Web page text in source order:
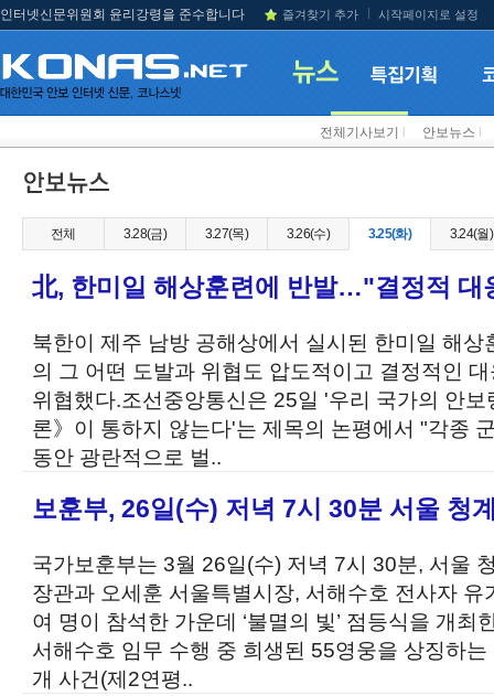
인터넷신문위원회 윤리강령을 준수합니다 즐겨찾기 추가 시작페이지로 설정
전체기사보기 안보뉴스
전체 3.28(금) 3.27(목) 3.26(수) 3.25(화) 3.24(월)
北, 한미일 해상훈련에 반발…"결정적 대
북한이 제주 남방 공해상에서 실시된 한미일 해
의 그 어떤 도발과 위협도 압도적이고 결정적인
위협했다.조선중앙통신은 25일 '우리 국가의 안
론》이 통하지 않는다'는 제목의 논평에서 "각종
동안 광란적으로 벌..
보훈부, 26일(수) 저녁 7시 30분 서울 청
국가보훈부는 3월 26일(수) 저녁 7시 30분, 서울
장관과 오세훈 서울특별시장, 서해수호 전사자
여 명이 참석한 가운데 ‘불멸의 빛’ 점등식을 개최
서해수호 임무 수행 중 희생된 55영웅을 상징하
개 사건(제2연평..